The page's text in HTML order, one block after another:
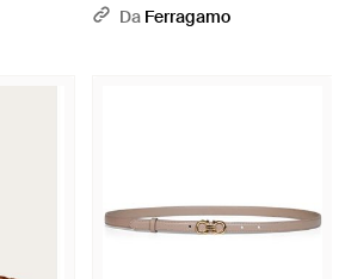
Regolabile Gancini - Neutro
Da Ferragamo